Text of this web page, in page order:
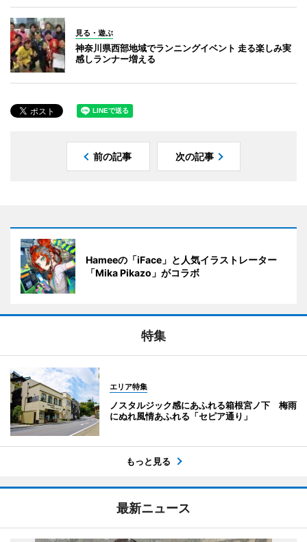
見る・遊ぶ
神奈川県西部地域でランニングイベント 走る楽しみ実
感しランナー増える
前の記事 次の記事
Hameeの「iFace」と人気イラストレーター
「Mika Pikazo」がコラボ
特集
エリア特集
ノスタルジック感にあふれる箱根宮ノ下 梅雨
にぬれ風情あふれる「セピア通り」
もっと見る
最新ニュース